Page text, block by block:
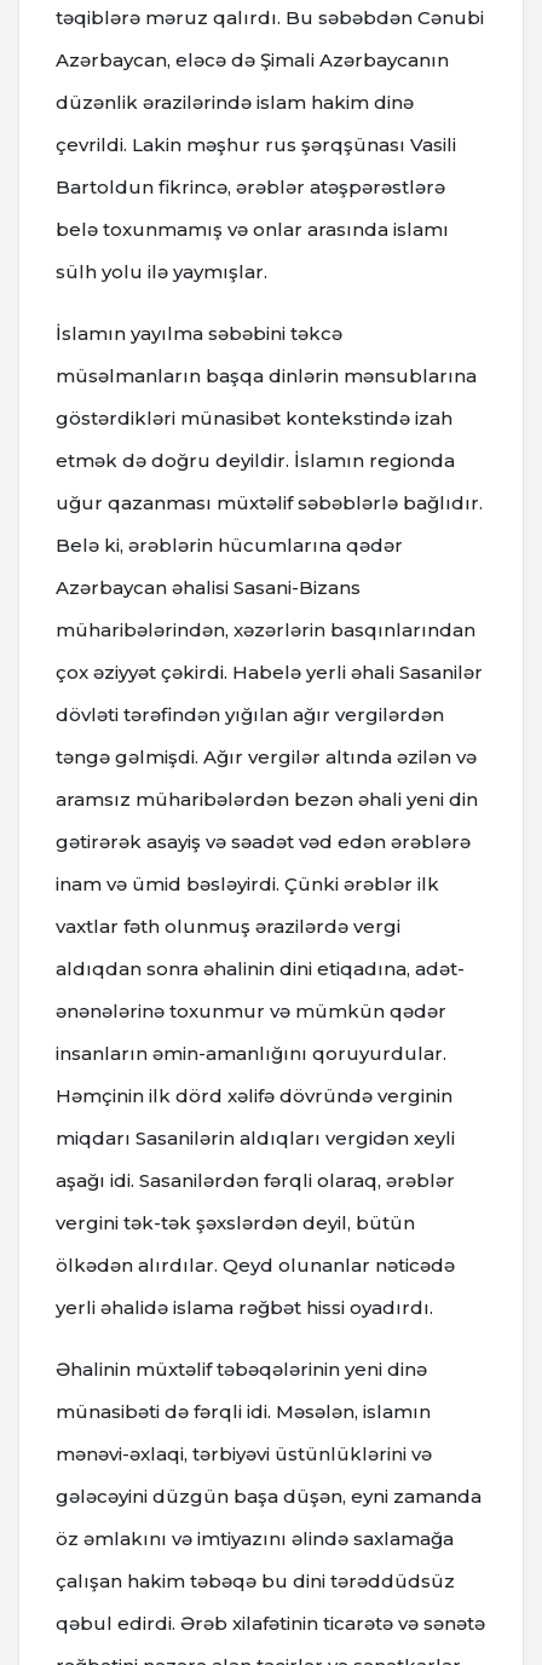
təqiblərə məruz qalırdı. Bu səbəbdən Cənubi
Azərbaycan, eləcə də Şimali Azərbaycanın
düzənlik ərazilərində islam hakim dinə
çevrildi. Lakin məşhur rus şərqşünası Vasili
Bartoldun fikrincə, ərəblər atəşpərəstlərə
belə toxunmamış və onlar arasında islamı
sülh yolu ilə yaymışlar.
İslamın yayılma səbəbini təkcə
müsəlmanların başqa dinlərin mənsublarına
göstərdikləri münasibət kontekstində izah
etmək də doğru deyildir. İslamın regionda
uğur qazanması müxtəlif səbəblərlə bağlıdır.
Belə ki, ərəblərin hücumlarına qədər
Azərbaycan əhalisi Sasani-Bizans
müharibələrindən, xəzərlərin basqınlarından
çox əziyyət çəkirdi. Habelə yerli əhali Sasanilər
dövləti tərəfindən yığılan ağır vergilərdən
təngə gəlmişdi. Ağır vergilər altında əzilən və
aramsız müharibələrdən bezən əhali yeni din
gətirərək asayiş və səadət vəd edən ərəblərə
inam və ümid bəsləyirdi. Çünki ərəblər ilk
vaxtlar fəth olunmuş ərazilərdə vergi
aldıqdan sonra əhalinin dini etiqadına, adət-
ənənələrinə toxunmur və mümkün qədər
insanların əmin-amanlığını qoruyurdular.
Həmçinin ilk dörd xəlifə dövründə verginin
miqdarı Sasanilərin aldıqları vergidən xeyli
aşağı idi. Sasanilərdən fərqli olaraq, ərəblər
vergini tək-tək şəxslərdən deyil, bütün
ölkədən alırdılar. Qeyd olunanlar nəticədə
yerli əhalidə islama rəğbət hissi oyadırdı.
Əhalinin müxtəlif təbəqələrinin yeni dinə
münasibəti də fərqli idi. Məsələn, islamın
mənəvi-əxlaqi, tərbiyəvi üstünlüklərini və
gələcəyini düzgün başa düşən, eyni zamanda
öz əmlakını və imtiyazını əlində saxlamağa
çalışan hakim təbəqə bu dini tərəddüdsüz
qəbul edirdi. Ərəb xilafətinin ticarətə və sənətə